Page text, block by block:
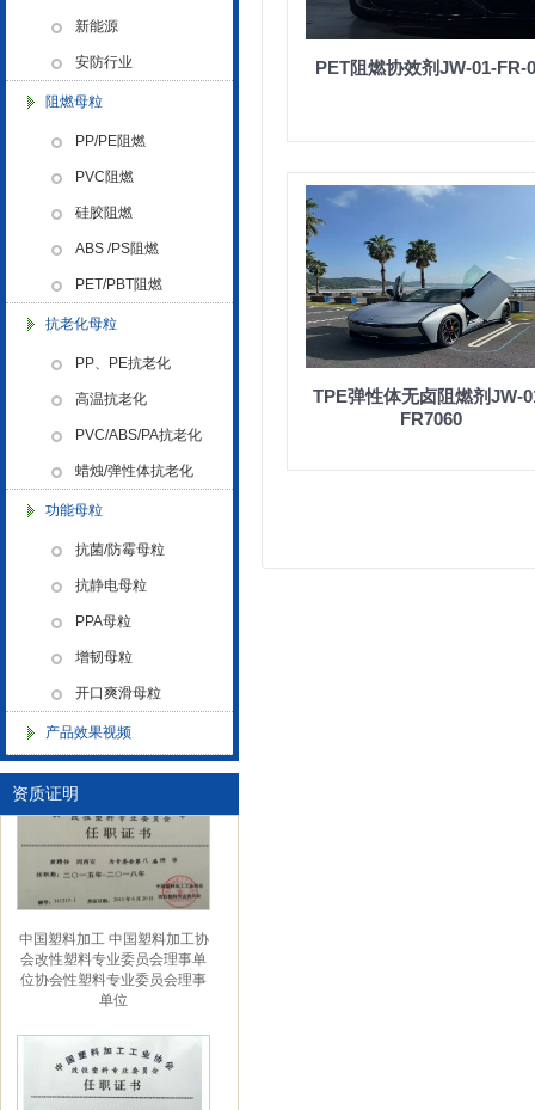
新能源
安防行业
阻燃母粒
PP/PE阻燃
PVC阻燃
硅胶阻燃
ABS /PS阻燃
PET/PBT阻燃
抗老化母粒
PP、PE抗老化
高温抗老化
PVC/ABS/PA抗老化
蜡烛/弹性体抗老化
功能母粒
抗菌/防霉母粒
抗静电母粒
PPA母粒
增韧母粒
开口爽滑母粒
产品效果视频
资质证明
金微纳米荣获“国家高新技术企
浙江省创新型企业稳定
金微纳米新材料 杭州）公司营
业执照
金微纳米（杭州）有限公司搬
新址
中国塑料加工 中国塑料加工协
会改性塑料专业委员会理事单
位协会性塑料专业委员会理事
单位
PET阻燃协效剂JW-01-FR-
TPE弹性体无卤阻燃剂JW-
FR7060